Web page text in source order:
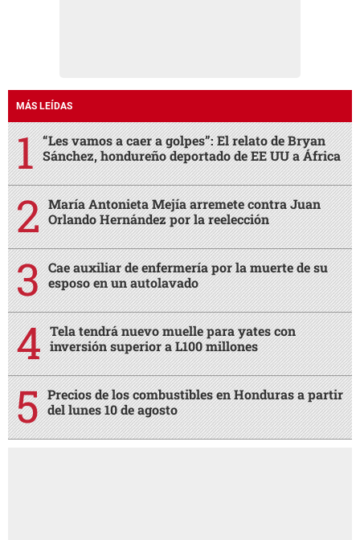
MÁS LEÍDAS
“Les vamos a caer a golpes”: El relato de Bryan
Sánchez, hondureño deportado de EE UU a África
María Antonieta Mejía arremete contra Juan
Orlando Hernández por la reelección
Cae auxiliar de enfermería por la muerte de su
esposo en un autolavado
Tela tendrá nuevo muelle para yates con
inversión superior a L100 millones
Precios de los combustibles en Honduras a partir
del lunes 10 de agosto